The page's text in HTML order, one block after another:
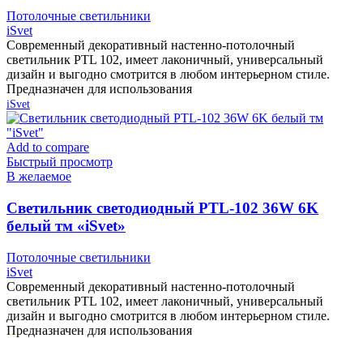
Потолочные светильники
iSvet
Современный декоративный настенно-потолочный
светильник PTL 102, имеет лаконичный, универсальный
дизайн и выгодно смотрится в любом интерьерном стиле.
Предназначен для использования
iSvet
Add to compare
Быстрый просмотр
В желаемое
Cветильник светодиодный PTL-102 36W 6K
белый тм «iSvet»
Потолочные светильники
iSvet
Современный декоративный настенно-потолочный
светильник PTL 102, имеет лаконичный, универсальный
дизайн и выгодно смотрится в любом интерьерном стиле.
Предназначен для использования